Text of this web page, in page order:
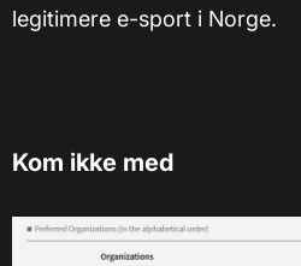
legitimere e-sport i Norge.
Kom ikke med